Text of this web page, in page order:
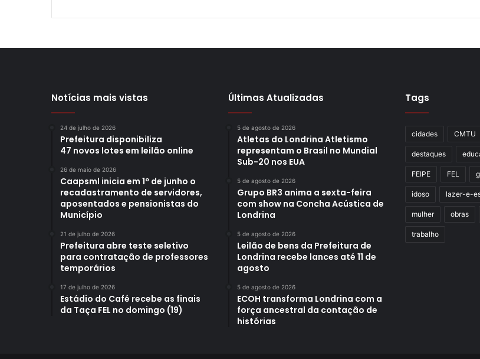
Notícias mais vistas
24 de julho de 2026
Prefeitura disponibiliza
47 novos lotes em leilão online
26 de maio de 2026
Caapsml inicia em 1º de junho o
recadastramento de servidores,
aposentados e pensionistas do
Município
21 de julho de 2026
Prefeitura abre teste seletivo
para contratação de professores
temporários
17 de julho de 2026
Estádio do Café recebe as finais
da Taça FEL no domingo (19)
Últimas Atualizadas
5 de agosto de 2026
Atletas do Londrina Atletismo
representam o Brasil no Mundial
Sub-20 nos EUA
5 de agosto de 2026
Grupo BR3 anima a sexta-feira
com show na Concha Acústica de
Londrina
5 de agosto de 2026
Leilão de bens da Prefeitura de
Londrina recebe lances até 11 de
agosto
5 de agosto de 2026
ECOH transforma Londrina com a
força ancestral da contação de
histórias
Tags
cidades CMTU
destaques
FEIPE FEL
idoso lazer-e-
mulher obras
trabalho